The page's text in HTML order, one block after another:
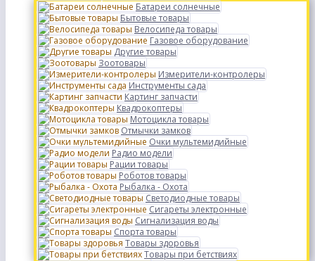
Батареи солнечные
Бытовые товары
Велосипеда товары
Газовое оборудование
Другие товары
Зоотовары
Измерители-контролеры
Инструменты сада
Картинг запчасти
Квадрокоптеры
Мотоцикла товары
Отмычки замков
Очки мультемидийные
Радио модели
Рации товары
Роботов товары
Рыбалка - Охота
Светодиодные товары
Сигареты электронные
Сигнализация воды
Спорта товары
Товары здоровья
Товары при бетствиях